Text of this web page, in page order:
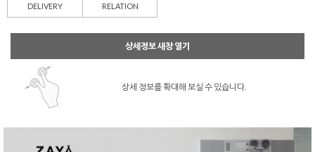
DELIVERY RELATION
상세정보 새창 열기
상세 정보를 확대해 보실 수 있습니다.